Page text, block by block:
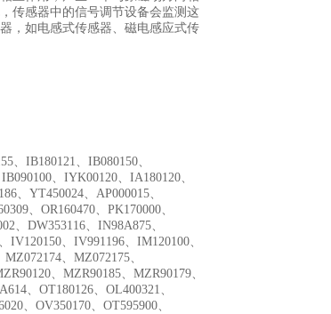
传感器中的信号调节设备会监测这
，如电感式传感器、磁电感应式传
、IB180121、IB080150、
、IYK00120、IA180120、
、YT450024、AP000015、
、OR160470、PK170000、
、DW353116、IN98A875、
IV120150、IV991196、IM120100、
、MZ072175、
、MZR90185、MZR90179、
、OT180126、OL400321、
、OV350170、OT595900、